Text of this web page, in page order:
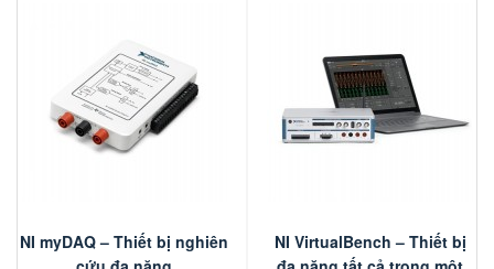
NI myDAQ – Thiết bị nghiên
NI VirtualBench – Thiết bị